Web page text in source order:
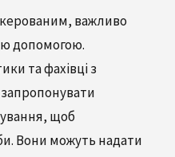
важливо
допомогою.
та фахівці з
щоб
Вони можуть надати